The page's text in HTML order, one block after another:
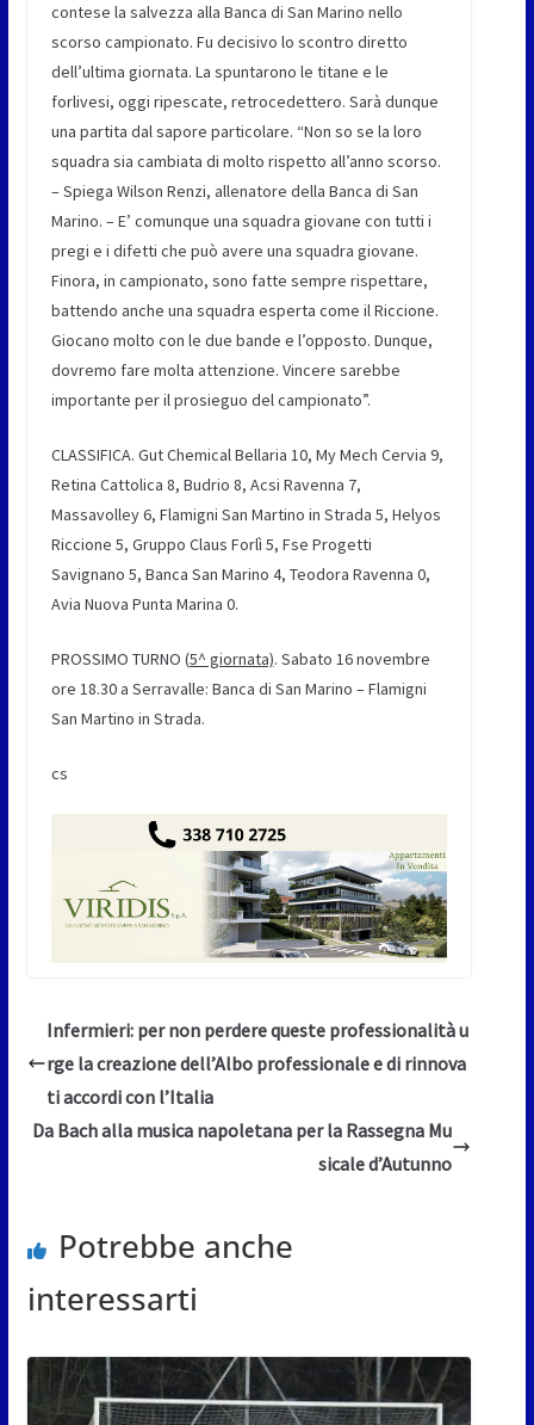
contese la salvezza alla Banca di San Marino nello
scorso campionato. Fu decisivo lo scontro diretto
dell’ultima giornata. La spuntarono le titane e le
forlivesi, oggi ripescate, retrocedettero. Sarà dunque
una partita dal sapore particolare. “Non so se la loro
squadra sia cambiata di molto rispetto all’anno scorso.
– Spiega Wilson Renzi, allenatore della Banca di San
Marino. – E’ comunque una squadra giovane con tutti i
pregi e i difetti che può avere una squadra giovane.
Finora, in campionato, sono fatte sempre rispettare,
battendo anche una squadra esperta come il Riccione.
Giocano molto con le due bande e l’opposto. Dunque,
dovremo fare molta attenzione. Vincere sarebbe
importante per il prosieguo del campionato”.
CLASSIFICA. Gut Chemical Bellaria 10, My Mech Cervia 9,
Retina Cattolica 8, Budrio 8, Acsi Ravenna 7,
Massavolley 6, Flamigni San Martino in Strada 5, Helyos
Riccione 5, Gruppo Claus Forlì 5, Fse Progetti
Savignano 5, Banca San Marino 4, Teodora Ravenna 0,
Avia Nuova Punta Marina 0.
PROSSIMO TURNO (5^ giornata). Sabato 16 novembre
ore 18.30 a Serravalle: Banca di San Marino – Flamigni
San Martino in Strada.
cs
Infermieri: per non perdere queste professionalità u
rge la creazione dell’Albo professionale e di rinnova
ti accordi con l’Italia
Da Bach alla musica napoletana per la Rassegna Mu
sicale d’Autunno
Potrebbe anche
interessarti